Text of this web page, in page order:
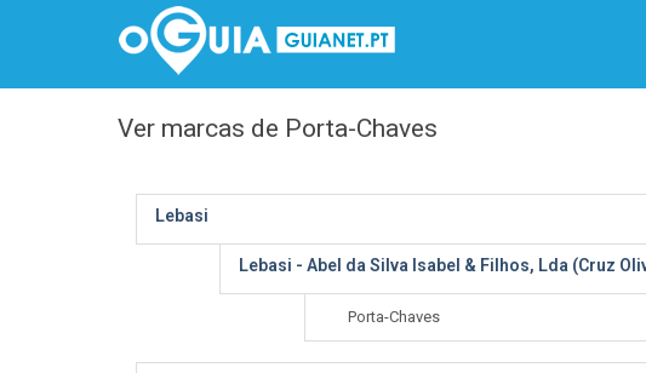
Ver marcas de Porta-Chaves
Lebasi
Lebasi - Abel da Silva Isabel & Filhos, Lda (Cruz
Porta-Chaves